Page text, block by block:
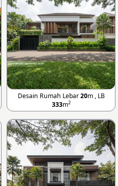
Desain Rumah Lebar20m , LB
333m2